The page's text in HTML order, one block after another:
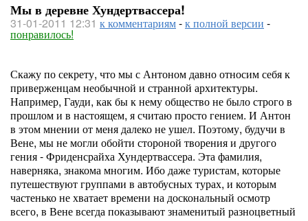
Мы в деревне Хундертвассера!
31-01-2011 12:31 к комментариям-к полной версии -
понравилось!
Скажу по секрету, что мы с Антоном давно относим себя к
приверженцам необычной и странной архитектуры.
Например, Гауди, как бы к нему общество не было строго в
прошлом и в настоящем, я считаю просто гением. И Антон
в этом мнении от меня далеко не ушел. Поэтому, будучи в
Вене, мы не могли обойти стороной творения и другого
гения - Фриденсрайха Хундертвассера. Эта фамилия,
наверняка, знакома многим. Ибо даже туристам, которые
путешествуют группами в автобусных турах, и которым
частенько не хватает времени на доскональный осмотр
всего, в Вене всегда показывают знаменитый разноцветный